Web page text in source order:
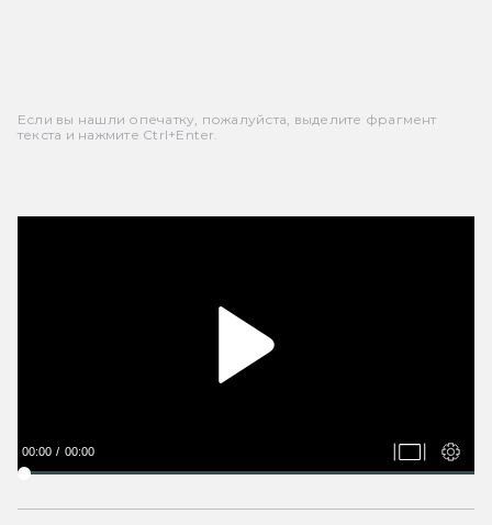
Если вы нашли опечатку, пожалуйста, выделите фрагмент
текста и нажмите Ctrl+Enter.
00:00 00:00